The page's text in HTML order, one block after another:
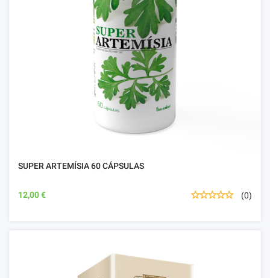
SUPER ARTEMÍSIA 60 CÁPSULAS
12,00 € (0)